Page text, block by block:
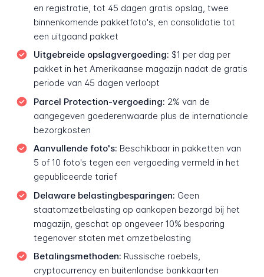
en registratie, tot 45 dagen gratis opslag, twee
binnenkomende pakket­foto's, en consolidatie tot
een uitgaand pakket
Uitgebreide opslag­vergoeding: $1 per dag per
pakket in het Amerikaanse magazijn nadat de gratis
periode van 45 dagen verloopt
Parcel Protection-vergoeding: 2% van de
aangegeven goederen­waarde plus de internationale
bezorg­kosten
Aanvullende foto's: Beschikbaar in pakketten van
5 of 10 foto's tegen een vergoeding vermeld in het
gepubliceerde tarief
Delaware belasting­besparingen: Geen
staatomzet­belasting op aankopen bezorgd bij het
magazijn, geschat op ongeveer 10% besparing
tegenover staten met omzetbelasting
Betalings­methoden: Russische roebels,
cryptocurrency en buitenlandse bankkaarten